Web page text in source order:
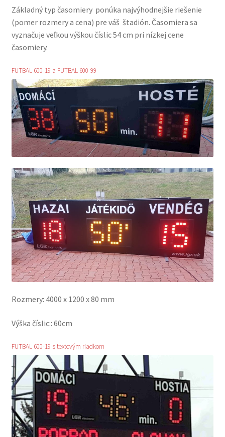
Základný typ časomiery ponúka najvýhodnejšie riešenie
(pomer rozmery a cena) pre váš štadión. Časomiera sa
vyznačuje veľkou výškou číslic 54 cm pri nízkej cene
časomiery.
FUTBAL 600-19 a FUTBAL 600-99
Rozmery: 4000 x 1200 x 80 mm
Výška číslic:: 60cm
FUTBAL 600-19 s textovým riadkom